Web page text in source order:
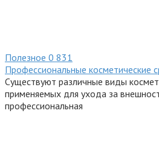
Полезное 0 831
Профессиональные косметические
Существуют различные виды
применяемых для ухода за
профессиональная